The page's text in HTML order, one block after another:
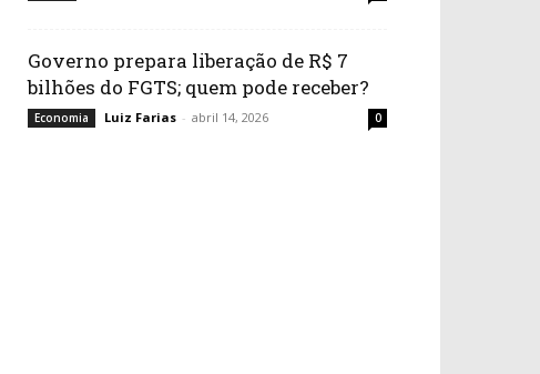
Governo prepara liberação de R$ 7
bilhões do FGTS; quem pode receber?
Economia Luiz Farias - abril 14, 2026 0